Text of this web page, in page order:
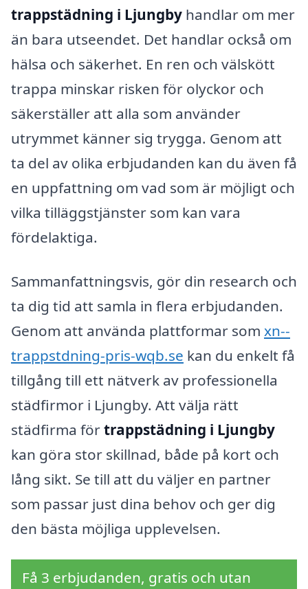
trappstädning i Ljungby handlar om mer
än bara utseendet. Det handlar också om
hälsa och säkerhet. En ren och välskött
trappa minskar risken för olyckor och
säkerställer att alla som använder
utrymmet känner sig trygga. Genom att
ta del av olika erbjudanden kan du även få
en uppfattning om vad som är möjligt och
vilka tilläggstjänster som kan vara
fördelaktiga.
Sammanfattningsvis, gör din research och
ta dig tid att samla in flera erbjudanden.
Genom att använda plattformar som xn--
trappstdning-pris-wqb.se kan du enkelt få
tillgång till ett nätverk av professionella
städfirmor i Ljungby. Att välja rätt
städfirma förtrappstädning i Ljungby
kan göra stor skillnad, både på kort och
lång sikt. Se till att du väljer en partner
som passar just dina behov och ger dig
den bästa möjliga upplevelsen.
Få 3 erbjudanden, gratis och utan